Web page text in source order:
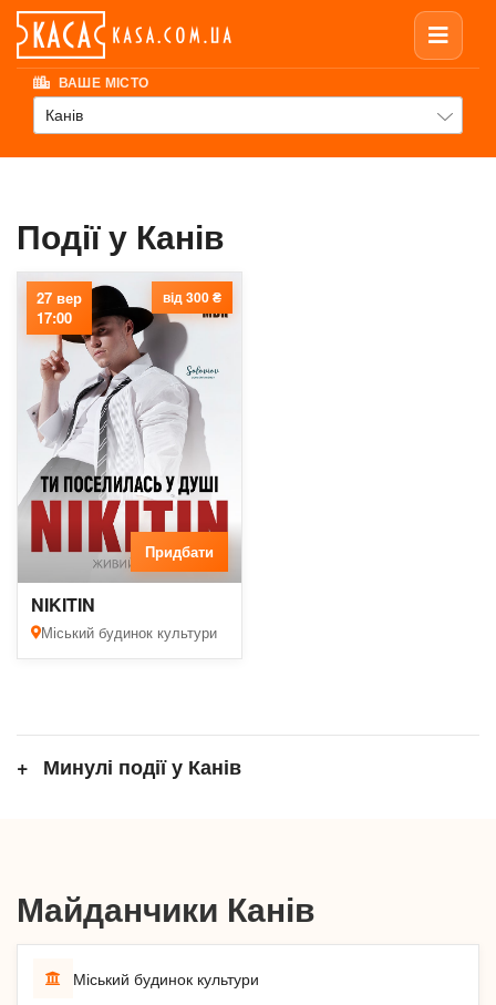
ВАШЕ МІСТО
Канів
Події у Канів
27 вер
17:00
від 300 ₴
Придбати
NIKITIN
Міський будинок культури
Минулі події у Канів
Майданчики Канів
Міський будинок культури